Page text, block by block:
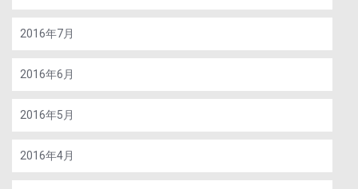
2016年7月
2016年6月
2016年5月
2016年4月